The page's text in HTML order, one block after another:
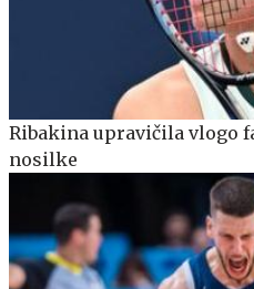
Ribakina upravičila vlogo
nosilke